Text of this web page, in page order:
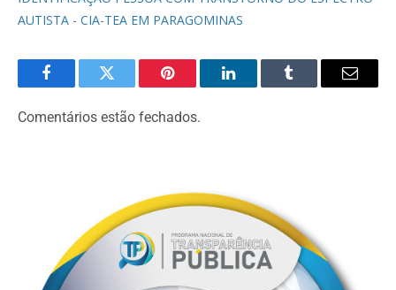
AUTISTA - CIA-TEA EM PARAGOMINAS
FacebookTwitter Pinterest LinkedInTumblr Email
Comentários estão fechados.